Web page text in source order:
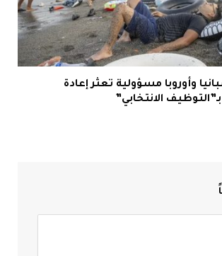
وأوروبا مسؤولية تعثر إعادة
الانتخابي”